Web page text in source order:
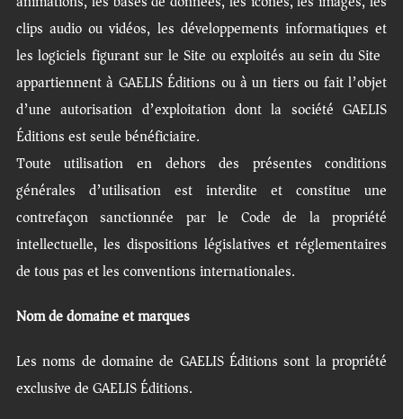
clips audio ou vidéos, les développements informatiques et
les logiciels figurant sur le Site ou exploités au sein du Site)
appartiennent à GAELIS Éditions ou à un tiers ou fait l’objet
d’une autorisation d’exploitation dont la société GAELIS
Éditions est seule bénéficiaire.
Toute utilisation en dehors des présentes conditions
générales d’utilisation est interdite et constitue une
contrefaçon sanctionnée par le Code de la propriété
intellectuelle, les dispositions législatives et réglementaires
de tous pas et les conventions internationales.
Nom de domaine et marques
Les noms de domaine de GAELIS Éditions sont la propriété
exclusive de GAELIS Éditions.